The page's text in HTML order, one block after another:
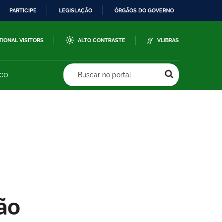
PARTICIPE LEGISLAÇÃO ÓRGÃOS DO GOVERNO
VISITORS ALTO CONTRASTE VLIBRAS
Buscar no portal